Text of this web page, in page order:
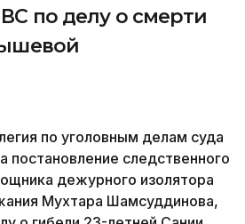
по делу о смерти
по уголовным делам суда
следственного
дежурного изолятора
Мухтара Шамсуддинова,